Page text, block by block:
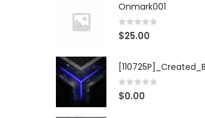
Onmark001
0 out of 5
$25.00
0 out of 5
$0.00